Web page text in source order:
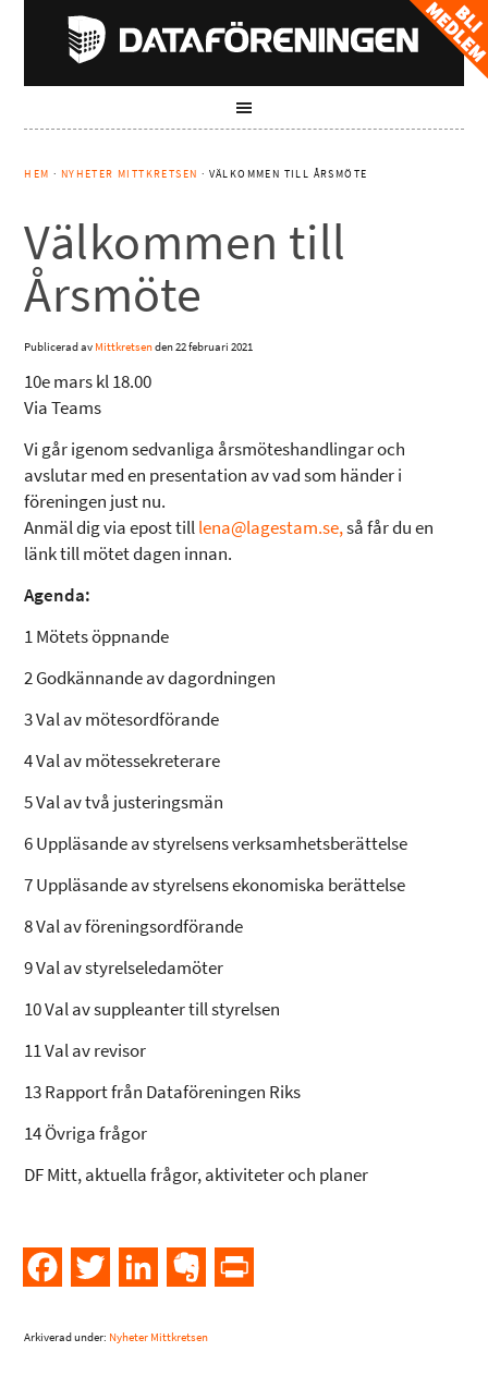
HEM · NYHETER MITTKRETSEN · VÄLKOMMEN TILL ÅRSMÖTE
Välkommen till
Årsmöte
Publicerad av Mittkretsenden22 februari 2021
10e mars kl 18.00
Via Teams
Vi går igenom sedvanliga årsmöteshandlingar och
avslutar med en presentation av vad som händer i
föreningen just nu.
Anmäl dig via epost tilllena@lagestam.se,så får du en
länk till mötet dagen innan.
Agenda:
1 Mötets öppnande
2 Godkännande av dagordningen
3 Val av mötesordförande
4 Val av mötessekreterare
5 Val av två justeringsmän
6 Uppläsande av styrelsens verksamhetsberättelse
7 Uppläsande av styrelsens ekonomiska berättelse
8 Val av föreningsordförande
9 Val av styrelseledamöter
10 Val av suppleanter till styrelsen
11 Val av revisor
13 Rapport från Dataföreningen Riks
14 Övriga frågor
DF Mitt, aktuella frågor, aktiviteter och planer
FacebookTwitter LinkedInEvernote
Arkiverad under: Nyheter Mittkretsen